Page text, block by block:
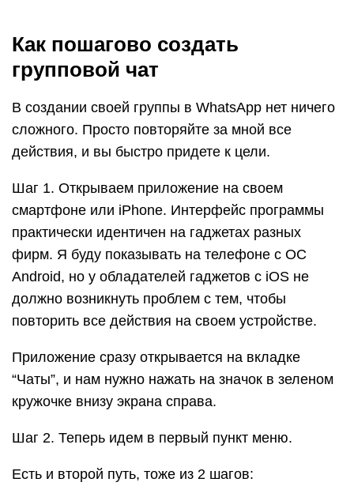
Как пошагово создать
групповой чат
В создании своей группы в WhatsApp нет ничего
сложного. Просто повторяйте за мной все
действия, и вы быстро придете к цели.
Шаг 1. Открываем приложение на своем
смартфоне или iPhone. Интерфейс программы
практически идентичен на гаджетах разных
фирм. Я буду показывать на телефоне с ОС
Android, но у обладателей гаджетов с iOS не
должно возникнуть проблем с тем, чтобы
повторить все действия на своем устройстве.
Приложение сразу открывается на вкладке
“Чаты”, и нам нужно нажать на значок в зеленом
кружочке внизу экрана справа.
Шаг 2. Теперь идем в первый пункт меню.
Есть и второй путь, тоже из 2 шагов: